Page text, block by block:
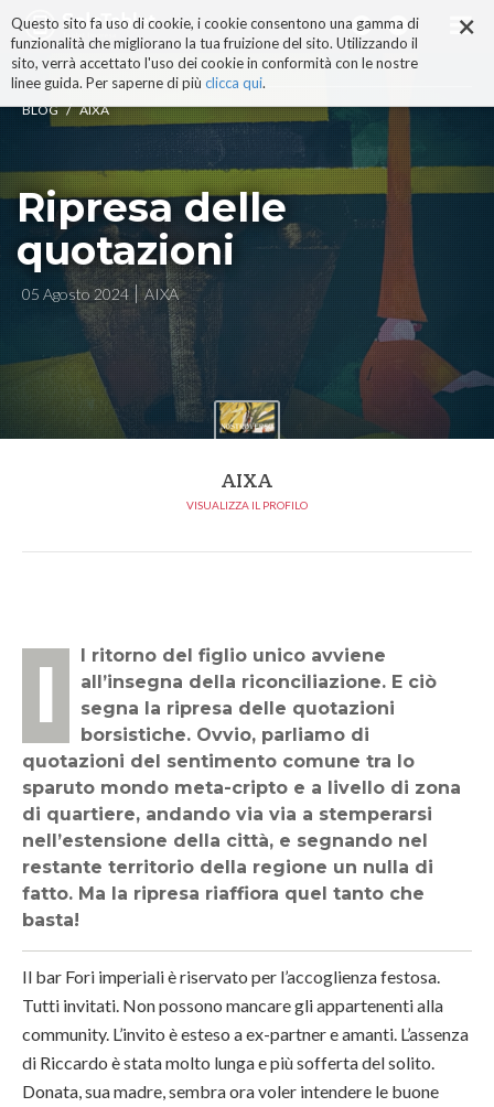
×
Questo sito fa uso di cookie, i cookie consentono una gamma di
funzionalità che migliorano la tua fruizione del sito. Utilizzando il
sito, verrà accettato l'uso dei cookie in conformità con le nostre
linee guida. Per saperne di più clicca qui.
ai
contenuti.
|
alla
navigazione
BLOG / AIXA
Ripresa delle
quotazioni
05 Agosto 2024 AIXA
AIXA
VISUALIZZA IL PROFILO
Il ritorno del figlio unico avviene
all’insegna della riconciliazione. E ciò
segna la ripresa delle quotazioni
borsistiche. Ovvio, parliamo di
quotazioni del sentimento comune tra lo
sparuto mondo meta-cripto e a livello di zona
di quartiere, andando via via a stemperarsi
nell’estensione della città, e segnando nel
restante territorio della regione un nulla di
fatto. Ma la ripresa riaffiora quel tanto che
basta!
Il bar Fori imperiali è riservato per l’accoglienza festosa.
Tutti invitati. Non possono mancare gli appartenenti alla
community. L’invito è esteso a ex-partner e amanti. L’assenza
di Riccardo è stata molto lunga e più sofferta del solito.
Donata, sua madre, sembra ora voler intendere le buone